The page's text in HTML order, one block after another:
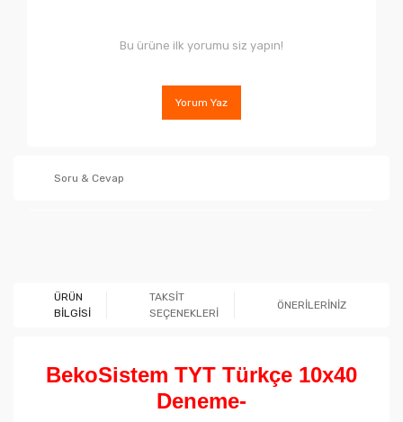
Bu ürüne ilk yorumu siz yapın!
Yorum Yaz
Soru & Cevap
ÜRÜN
BİLGİSİ
TAKSİT
SEÇENEKLERİ
ÖNERİLERİNİZ
BekoSistem TYT Türkçe 10x40
Deneme-